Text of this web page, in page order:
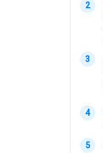
2
3
4
5